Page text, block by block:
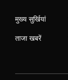
मुख्य सुर्खियां
ताजा खबरें